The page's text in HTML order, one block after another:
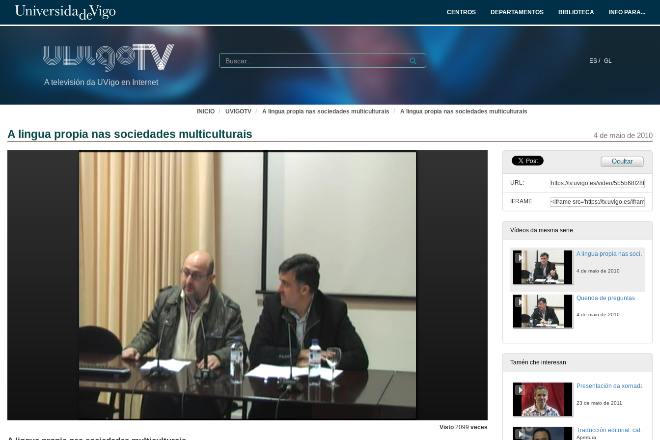
CENTROS DEPARTAMENTOS BIBLIOTECA INFO PARA...
A televisión da UVigo en Internet
ES / GL
Buscar Submit
INICIO UVIGOTV A lingua propia nas sociedades multiculturais A lingua propia nas sociedades multiculturais
A lingua propia nas sociedades multiculturais 4 de maio de 2010
Visto 2099 veces
Ocultar
URL:
IFRAME:
Vídeos da mesma serie
A lingua propia nas sociedades multiculturais
4 de maio de 2010
Quenda de preguntas
4 de maio de 2010
Tamén che interesan
Presentación da xornada
23 de maio de 2011
Apertura